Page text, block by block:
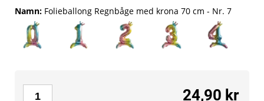
Namn: Folieballong Regnbåge med krona 70 cm - Nr. 7
24,90 kr